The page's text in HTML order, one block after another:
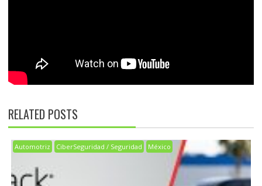
RELATED POSTS
Automotriz CiberSeguridad / Seguridad México